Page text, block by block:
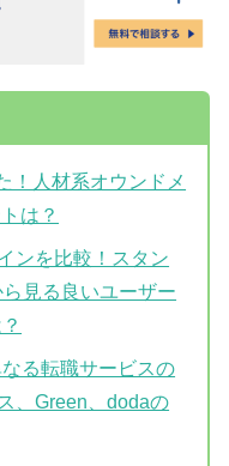
！人材系オウンドメ
は？
ンを比較！スタン
見る良いユーザー
る転職サービスの
、Green、dodaの